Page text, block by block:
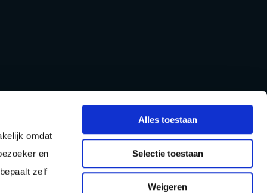
omdat
en
zelf
Alles toestaan
Selectie toestaan
Weigeren